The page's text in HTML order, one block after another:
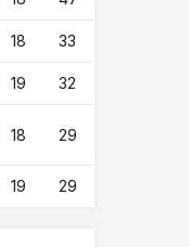
18 33
19 32
18 29
19 29